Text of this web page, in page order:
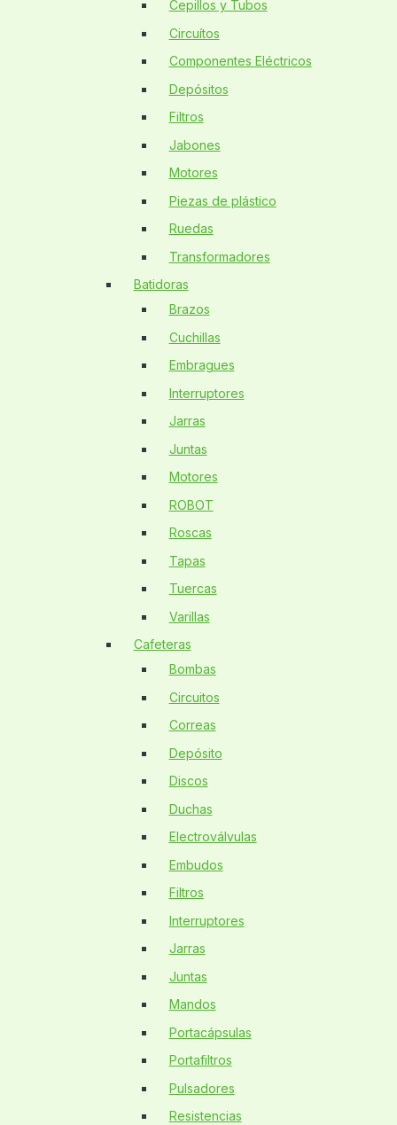
Cepillos y Tubos
Circuítos
Componentes Eléctricos
Depósitos
Filtros
Jabones
Motores
Piezas de plástico
Ruedas
Transformadores
Batidoras
Brazos
Cuchillas
Embragues
Interruptores
Jarras
Juntas
Motores
ROBOT
Roscas
Tapas
Tuercas
Varillas
Cafeteras
Bombas
Circuitos
Correas
Depósito
Discos
Duchas
Electroválvulas
Embudos
Filtros
Interruptores
Jarras
Juntas
Mandos
Portacápsulas
Portafiltros
Pulsadores
Resistencias